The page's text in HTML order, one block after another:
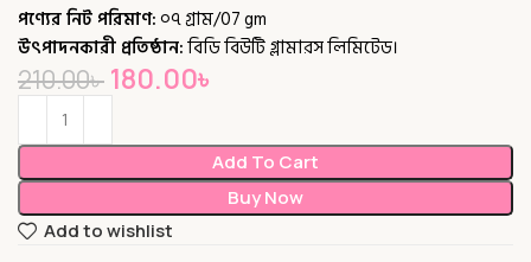
পণ্যের নিট পরিমাণ:০৭ গ্রাম/07 gm
উৎপাদনকারী প্রতিষ্ঠান:বিডি বিউটি গ্লামারস লিমিটেড।
210.00৳ 180.00৳
Add To Cart
Buy Now
Add to wishlist